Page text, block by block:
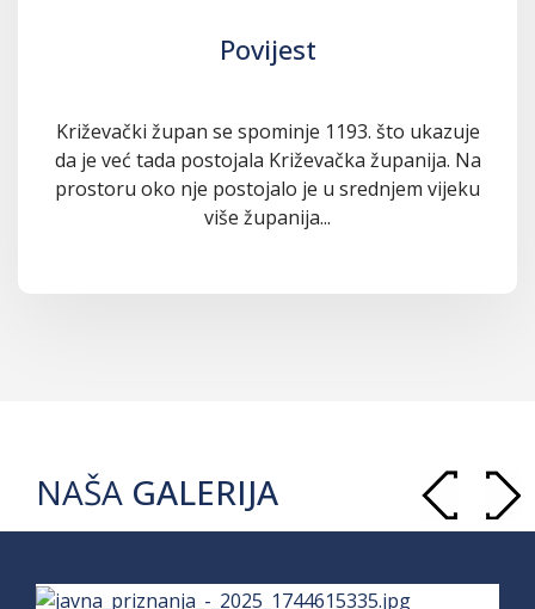
Povijest
Križevački župan se spominje 1193. što ukazuje
da je već tada postojala Križevačka županija. Na
prostoru oko nje postojalo je u srednjem vijeku
više županija...
NAŠA GALERIJA